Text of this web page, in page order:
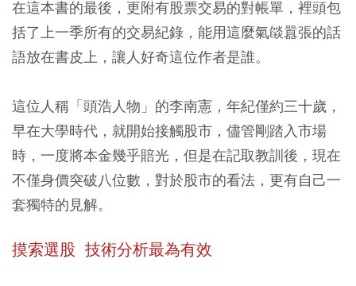
在這本書的最後，更附有股票交易的對帳單，裡頭包
括了上一季所有的交易紀錄，能用這麼氣燄囂張的話
語放在書皮上，讓人好奇這位作者是誰。
這位人稱「頭浩人物」的李南憲，年紀僅約三十歲，
早在大學時代，就開始接觸股市，儘管剛踏入市場
時，一度將本金幾乎賠光，但是在記取教訓後，現在
不僅身價突破八位數，對於股市的看法，更有自己一
套獨特的見解。
摸索選股 技術分析最為有效